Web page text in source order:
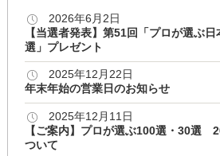
2026年6月2日
【当選者発表】第51回「プロが選ぶ
選」プレゼント
2025年12月22日
年末年始の営業日のお知らせ
2025年12月11日
【ご案内】プロが選ぶ100選・30選
ついて